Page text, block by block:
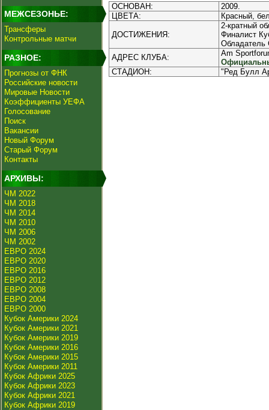
МЕЖСЕЗОНЬЕ:
Трансферы
Контрольные матчи
РАЗНОЕ:
Прогнозы от ФНК
Российские новости
Мировые Новости
Коэффициенты УЕФА
Голосование
Поиск
Вакансии
Новый Форум
Старый Форум
Контакты
АРХИВЫ:
ЧМ 2022
ЧМ 2018
ЧМ 2014
ЧМ 2010
ЧМ 2006
ЧМ 2002
ЕВРО 2024
ЕВРО 2020
ЕВРО 2016
ЕВРО 2012
ЕВРО 2008
ЕВРО 2004
ЕВРО 2000
Кубок Америки 2024
Кубок Америки 2021
Кубок Америки 2019
Кубок Америки 2016
Кубок Америки 2015
Кубок Америки 2011
Кубок Африки 2025
Кубок Африки 2023
Кубок Африки 2021
Кубок Африки 2019
ОСНОВАН:
2009.
ЦВЕТА:
Красный,
ДОСТИЖЕНИЯ:
2-кратный
Финалист
Обладатель
АДРЕС КЛУБА:
Am
СТАДИОН:
"Ред Булл